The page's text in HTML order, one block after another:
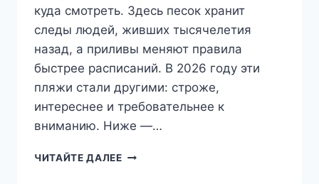
куда смотреть. Здесь песок хранит
следы людей, живших тысячелетия
назад, а приливы меняют правила
быстрее расписаний. В 2026 году эти
пляжи стали другими: строже,
интереснее и требовательнее к
вниманию. Ниже —…
ЧИТАЙТЕ ДАЛЕЕЛУЧШИЕ